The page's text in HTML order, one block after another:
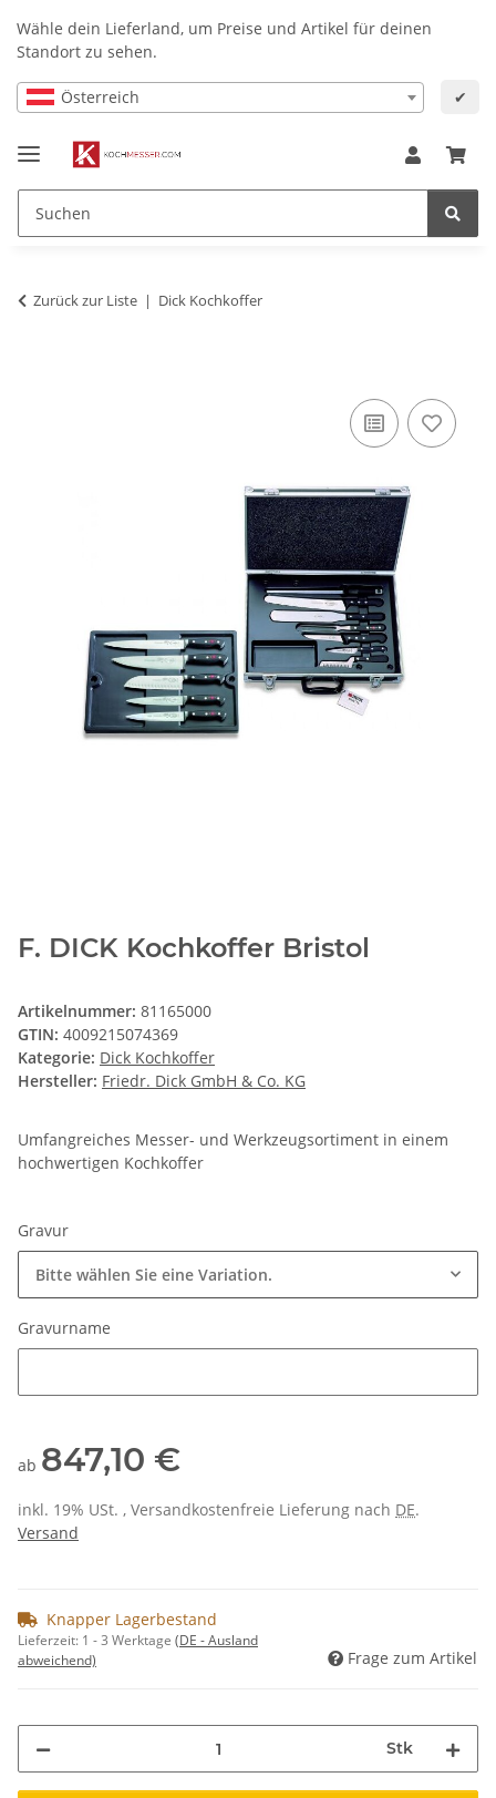
Wähle dein Lieferland, um Preise und Artikel für deinen
Standort zu sehen.
Österreich ✔
Zurück zur Liste Dick Kochkoffer
F. DICK Kochkoffer Bristol
Artikelnummer: 81165000
GTIN: 4009215074369
Kategorie: Dick Kochkoffer
Hersteller: Friedr. Dick GmbH & Co. KG
Umfangreiches Messer- und Werkzeugsortiment in einem
hochwertigen Kochkoffer
Gravur
Bitte wählen Sie eine Variation.
Gravurname
ab 847,10 €
inkl. 19% USt. , Versandkostenfreie Lieferung nach DE.
Versand
Knapper Lagerbestand
Lieferzeit: 1 - 3 Werktage (DE - Ausland
abweichend)
Frage zum Artikel
Stk